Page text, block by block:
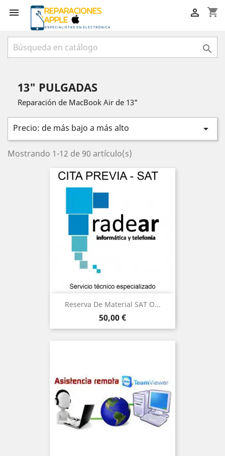
 shopping_cart


13" PULGADAS
Reparación de MacBook Air de 13"
Precio: de más bajo a más alto 
Mostrando 1-12 de 90 artículo(s)
Reserva De Material SAT O...
Precio
50,00 €